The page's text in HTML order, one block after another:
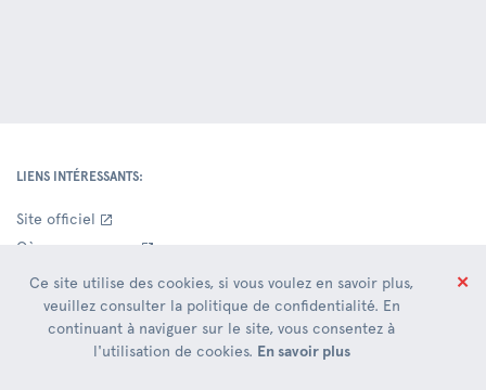
LIENS INTÉRESSANTS:
Site officiel
Où sommes-nous
Contacts Siège Social
Entrepôts
Nouveauté
✕
Ce site utilise des cookies, si vous voulez en savoir plus,
veuillez consulter la politique de confidentialité. En
continuant à naviguer sur le site, vous consentez à
l'utilisation de cookies. En savoir plus